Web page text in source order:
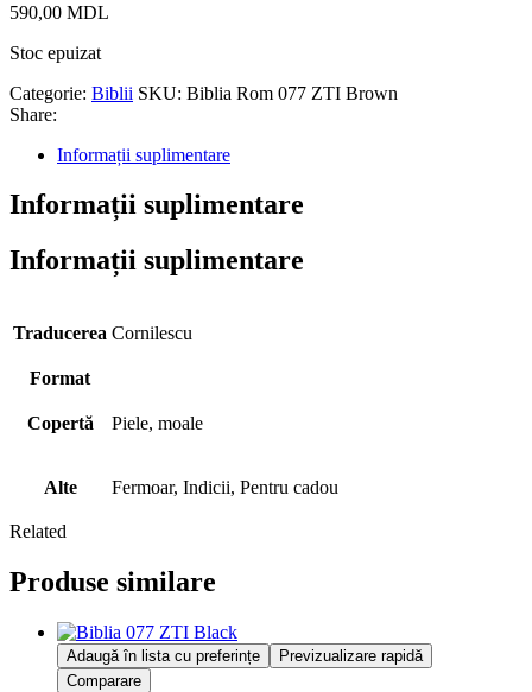
590,00 MDL
Stoc epuizat
Categorie: Biblii SKU: Biblia Rom 077 ZTI Brown
Share:
Informații suplimentare
Informații suplimentare
Informații suplimentare
Traducerea Cornilescu
Format
Copertă Piele, moale
Alte Fermoar, Indicii, Pentru cadou
Related
Produse similare
Adaugă în lista cu preferințe
Previzualizare rapidă
Comparare